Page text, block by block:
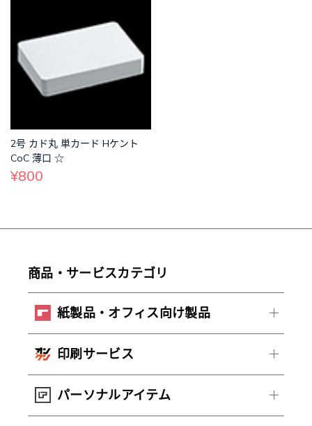
2号 カド丸 単カード Hケント
CoC 薄口 ☆
¥800
商品・サービスカテゴリ
紙製品・オフィス向け製品
印刷サービス
パーソナルアイテム